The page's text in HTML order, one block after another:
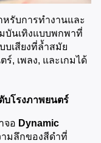
หรับการทำงานและ
บันเทิงแบบพกพาที่
บเสียงที่ล้ำสมัย
, เพลง, และเกมได้
บโรงภาพยนตร์
จอ Dynamic
มลึกของสีดำที่